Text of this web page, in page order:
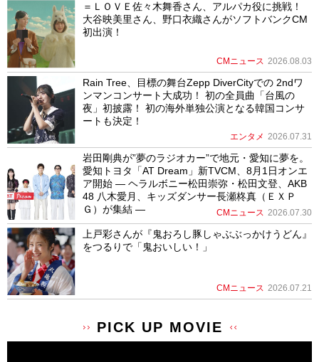
＝ＬＯＶＥ佐々木舞香さん、アルパカ役に挑戦！
大谷映美里さん、野口衣織さんがソフトバンクCM
初出演！
CMニュース 2026.08.03
Rain Tree、目標の舞台Zepp DiverCityでの 2ndワ
ンマンコンサート大成功！ 初の全員曲「台風の
夜」初披露！ 初の海外単独公演となる韓国コンサ
ートも決定！
エンタメ 2026.07.31
岩田剛典が”夢のラジオカー”で地元・愛知に夢を。
愛知トヨタ「AT Dream」新TVCM、8月1日オンエ
ア開始 ― ヘラルボニー松田崇弥・松田文登、AKB
48 八木愛月、キッズダンサー長瀬柊真（ＥＸＰ
Ｇ）が集結 ―
CMニュース 2026.07.30
上戸彩さんが『鬼おろし豚しゃぶぶっかけうどん』
をつるりで「鬼おいしい！」
CMニュース 2026.07.21
PICK UP MOVIE